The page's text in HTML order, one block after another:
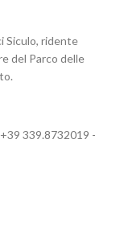
Siculo, ridente
del Parco delle
339.8732019 -